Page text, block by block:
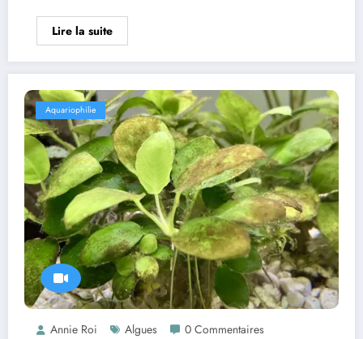
Lire la suite
Aquariophilie
Annie Roi Algues 0 Commentaires